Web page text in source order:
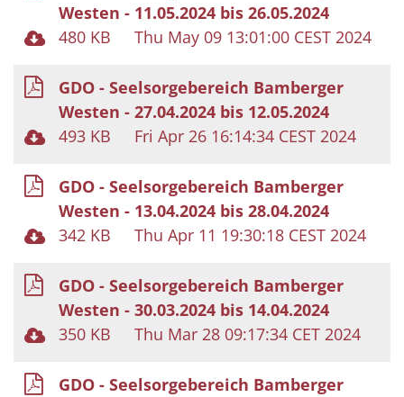
Westen - 11.05.2024 bis 26.05.2024
480 KB
Thu May 09 13:01:00 CEST 2024
GDO - Seelsorgebereich Bamberger
Westen - 27.04.2024 bis 12.05.2024
493 KB
Fri Apr 26 16:14:34 CEST 2024
GDO - Seelsorgebereich Bamberger
Westen - 13.04.2024 bis 28.04.2024
342 KB
Thu Apr 11 19:30:18 CEST 2024
GDO - Seelsorgebereich Bamberger
Westen - 30.03.2024 bis 14.04.2024
350 KB
Thu Mar 28 09:17:34 CET 2024
GDO - Seelsorgebereich Bamberger